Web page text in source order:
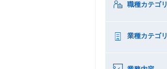
職種カテゴリ
業種カテゴリ